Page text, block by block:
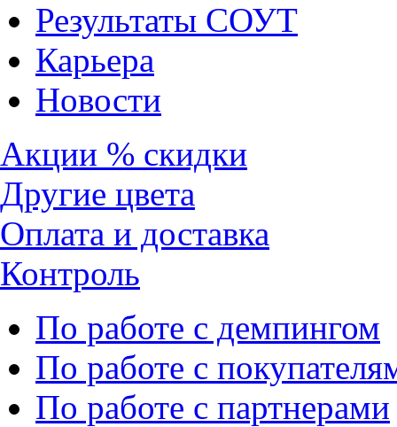
Результаты СОУТ
Карьера
Новости
Акции % скидки
Другие цвета
Оплата и доставка
Контроль
По работе с демпингом
По работе с
По работе с партнерами